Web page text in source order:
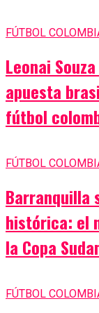
FÚTBOL
Leonai
apuesta
fútbol
FÚTBOL
Barranquilla
histórica: el
la Copa
FÚTBOL